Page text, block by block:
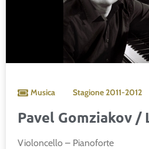
Musica Stagione2011-2012
Pavel Gomziakov
Violoncello – Pianoforte